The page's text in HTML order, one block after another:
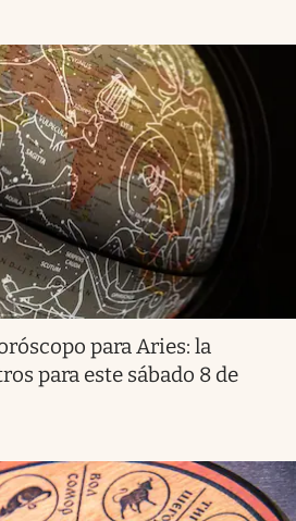
para Aries: la
para este sábado 8 de